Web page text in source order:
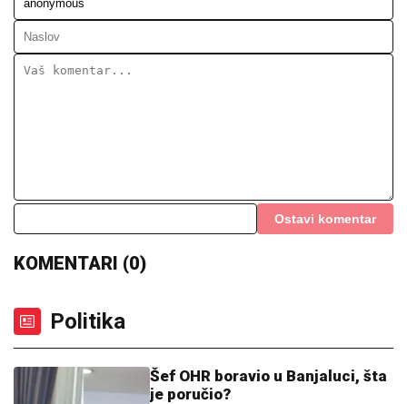
Koliko visoku temperaturu ljudsko telo može da
05. 08. 2026 14:12